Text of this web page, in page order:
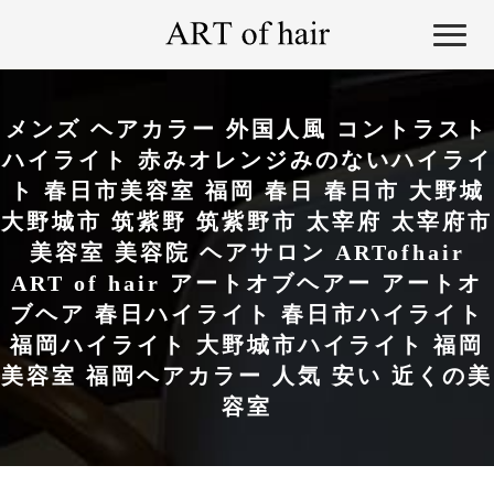
メンズ ヘアカラー 外国人風 コントラスト
ハイライト 赤みオレンジみのないハイライ
ト 春日市美容室 福岡 春日 春日市 大野城
大野城市 筑紫野 筑紫野市 太宰府 太宰府市
美容室 美容院 ヘアサロン ARTofhair
ART of hair アートオブヘアー アートオ
ブヘア 春日ハイライト 春日市ハイライト
福岡ハイライト 大野城市ハイライト 福岡
美容室 福岡ヘアカラー 人気 安い 近くの美
容室